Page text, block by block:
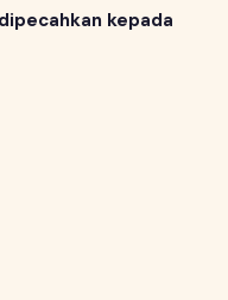
kepada